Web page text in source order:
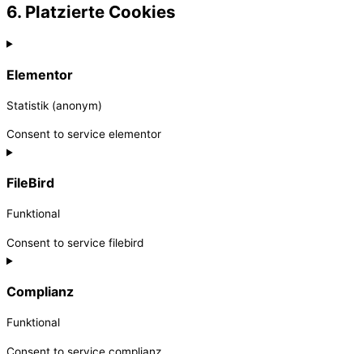
6. Platzierte Cookies
Elementor
Statistik (anonym)
Consent to service elementor
FileBird
Funktional
Consent to service filebird
Complianz
Funktional